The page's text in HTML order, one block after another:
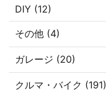
DIY (12)
その他 (4)
ガレージ (20)
クルマ・バイク (191)